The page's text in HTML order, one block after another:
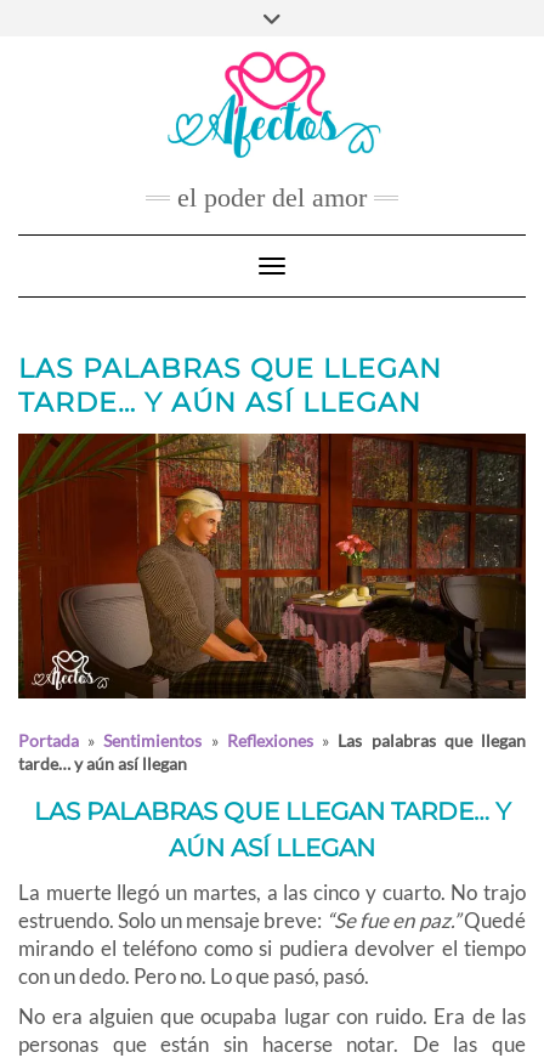
FACEBOOK
TWITTER
INSTAGRAM
PINTEREST
CONTACTO
el poder del amor
Toggle Navigation
LAS PALABRAS QUE LLEGAN
TARDE… Y AÚN ASÍ LLEGAN
Portada »Sentimientos » Reflexiones» Las palabras que llegan
tarde… y aún así llegan
LAS PALABRAS QUE LLEGAN TARDE… Y
AÚN ASÍ LLEGAN
La muerte llegó un martes, a las cinco y cuarto. No trajo
estruendo. Solo un mensaje breve: “Se fue en paz.”Quedé
mirando el teléfono como si pudiera devolver el tiempo
con un dedo. Pero no. Lo que pasó, pasó.
No era alguien que ocupaba lugar con ruido. Era de las
personas que están sin hacerse notar. De las que